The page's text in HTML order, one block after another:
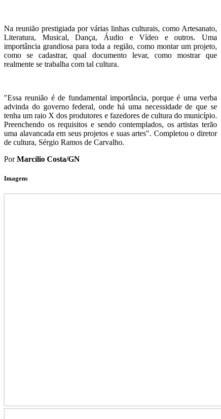
Na reunião prestigiada por várias linhas culturais, como Artesanato,
Literatura, Musical, Dança, Áudio e Vídeo e outros. Uma
importância grandiosa para toda a região, como montar um projeto,
como se cadastrar, qual documento levar, como mostrar que
realmente se trabalha com tal cultura.
"Essa reunião é de fundamental importância, porque é uma verba
advinda do governo federal, onde há uma necessidade de que se
tenha um raio X dos produtores e fazedores de cultura do município.
Preenchendo os requisitos e sendo contemplados, os artistas terão
uma alavancada em seus projetos e suas artes". Completou o diretor
de cultura, Sérgio Ramos de Carvalho.
PorMarcílio Costa/GN
Imagens